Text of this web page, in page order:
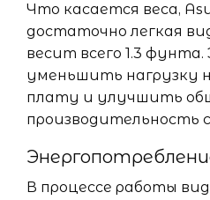
Что касается веса,
достаточно легкая
весит всего 1.3
уменьшить нагрузку
плату и улучшить
производительность
В процессе работы